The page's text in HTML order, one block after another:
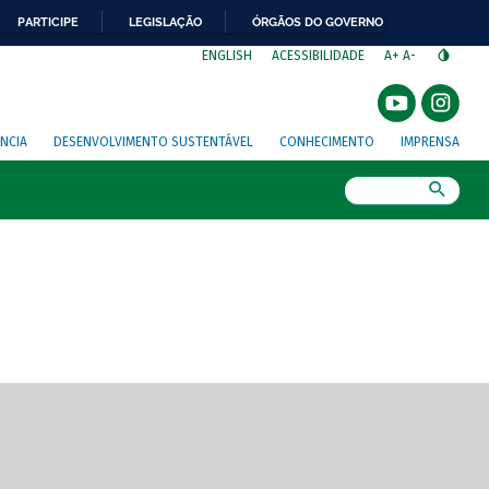
PARTICIPE LEGISLAÇÃO ÓRGÃOS DO GOVERNO
ENGLISH ACESSIBILIDADE A+ A-
DESENVOLVIMENTO SUSTENTÁVEL CONHECIMENTO IMPRENSA
de tela